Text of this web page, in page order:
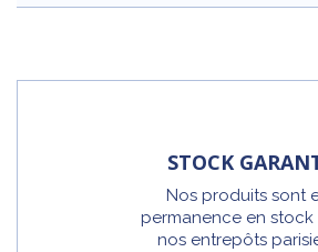
STOCK
Nos produits sont
permanence en stock
nos entrepôts